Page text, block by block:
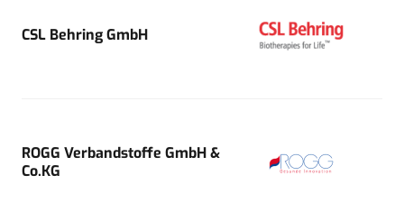
CSL Behring GmbH
ROGG Verbandstoffe GmbH &
Co.KG